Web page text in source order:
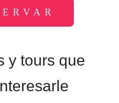
y tours que